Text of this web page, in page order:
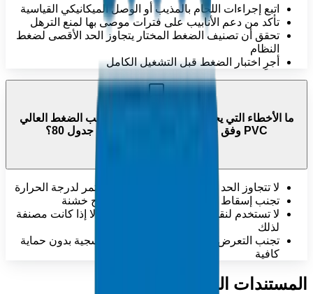
اتبع إجراءات اللحام بالمذيب أو الوصل الميكانيكي القياسية
تأكد من دعم الأنابيب على فترات موصى بها لمنع الترهل
تحقق أن تصنيف الضغط المختار يتجاوز الحد الأقصى لضغط
النظام
أجرِ اختبار الضغط قبل التشغيل الكامل
ما الأخطاء التي يجب تجنبها عند استخدام أنابيب الضغط العالي
PVC وفق ASTM D 1785 جدول 40 / جدول 80؟
لا تتجاوز الحد الأقصى لضغط العمل المستمر لدرجة الحرارة
تجنب إسقاط أو سحب الأنابيب على أسطح خشنة
لا تستخدم لنقل الهواء المضغوط أو الغاز إلا إذا كانت مصنفة
لذلك
تجنب التعرض المطول للأشعة فوق البنفسجية بدون حماية
كافية
المستندات الفنية